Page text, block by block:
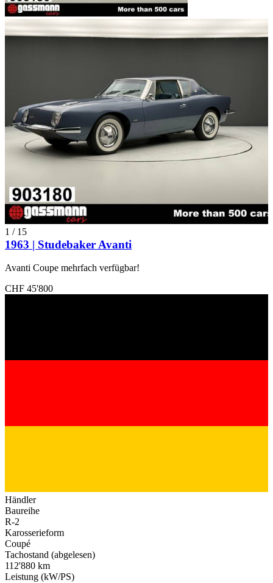
1 / 15
1963 | Studebaker Avanti
Avanti Coupe mehrfach verfügbar!
CHF 45'800
Händler
Baureihe
R-2
Karosserieform
Coupé
Tachostand (abgelesen)
112'880 km
Leistung (kW/PS)